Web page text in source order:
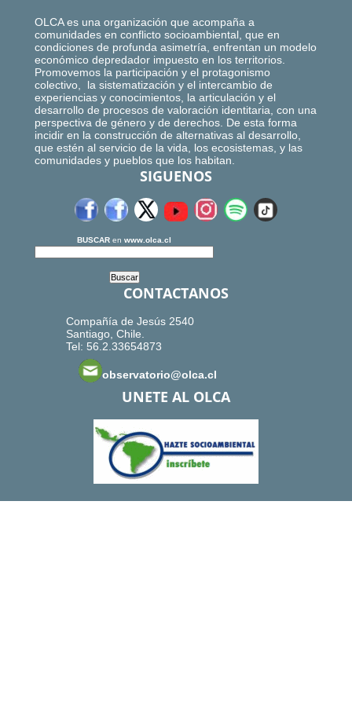
OLCA es una organización que acompaña a
comunidades en conflicto socioambiental, que en
condiciones de profunda asimetría, enfrentan un modelo
económico depredador impuesto en los territorios.
Promovemos la participación y el protagonismo
colectivo, la sistematización y el intercambio de
experiencias y conocimientos, la articulación y el
desarrollo de procesos de valoración identitaria, con una
perspectiva de género y de derechos. De esta forma
incidir en la construcción de alternativas al desarrollo,
que estén al servicio de la vida, los ecosistemas, y las
comunidades y pueblos que los habitan.
SIGUENOS
BUSCAR en www.olca.cl
CONTACTANOS
Compañía de Jesús 2540
Santiago, Chile.
Tel: 56.2.33654873
observatorio@olca.cl
UNETE AL OLCA